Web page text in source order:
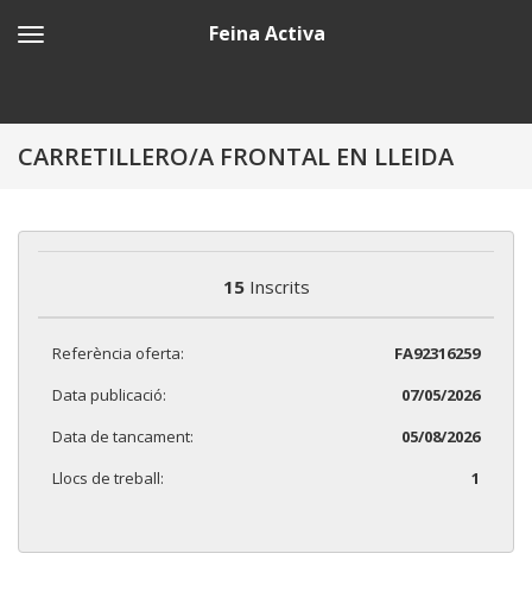
Feina Activa
CARRETILLERO/A FRONTAL EN LLEIDA
15Inscrits
Referència oferta:
FA92316259
Data publicació:
07/05/2026
Data de tancament:
05/08/2026
Llocs de treball:
1